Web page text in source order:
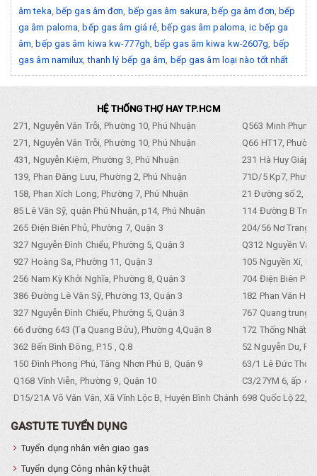
âm teka bếp gas âm đơn bếp gas âm sakura ,bếp ga âm đơn bếp
ga âm paloma ,bếp gas âm giá rẻ ,bếp gas âm paloma ,ic bếp ga
âm ,bếp gas âm kiwa kw-777gh ,bếp gas âm kiwa kw-2607g bếp
gas âm namilux ,thanh lý bếp ga âm bếp gas âm loại nào tốt nhất
HỆ THỐNG THỢ HAY TP.HCM
271, Nguyễn Văn Trỗi, Phường 10, Phú Nhuận
Q563 Minh
271, Nguyễn Văn Trỗi, Phường 10, Phú Nhuận
Q66 HT17,
431, Nguyễn Kiệm, Phường 3, Phú Nhuận
231 Hà Huy Giáp,
139, Phan Đăng Lưu, Phường 2, Phú Nhuận
71D/5 Kp7,
158, Phan Xích Long, Phường 7, Phú Nhuận
21 Đường số 2,
85 Lê Văn Sỹ, quận Phú Nhuận, p14, Phú Nhuận
114 Đường B
265 Điện Biên Phủ, Phường 7, Quận 3
204/56 Nơ Trang
327 Nguyễn Đình Chiểu, Phường 5, Quận 3
Q312 Nguyền
927 Hoàng Sa, Phường 11, Quận 3
105 Nguyền Xí,
256 Nam Kỳ Khởi Nghĩa, Phường 8, Quận 3
704 Điện Biên
386 Đường Lê Văn Sỹ, Phường 13, Quận 3
182 Phan Văn
327 Nguyễn Đình Chiểu, Phường 5, Quận 3
767 Quang trung,
66 đường 643 (Tạ Quang Bửu), Phường 4,Quận 8
172 Thống Nhất.
362 Bến Bình Đông, P.15 , Q.8
52 Nguyễn Du,
150 Đình Phong Phú, Tăng Nhơn Phú B, Quận 9
63/1 Lê Đức Thọ,
Q168 Vĩnh Viễn, Phường 9, Quận 10
C3/27YM 6, ấp 4,
D15/21A Võ Văn Vân, Xã Vĩnh Lộc B, Huyện Bình Chánh 698 Quốc Lộ 22,
GASTUTE TUYỂN DỤNG
Tuyển dụng nhân viên giao gas
Tuyển dụng Công nhân kỹ thuật